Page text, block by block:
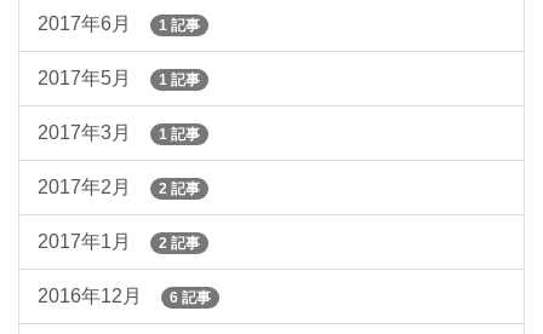
2017年6月 1 記事
2017年5月 1 記事
2017年3月 1 記事
2017年2月 2 記事
2017年1月 2 記事
2016年12月 6 記事